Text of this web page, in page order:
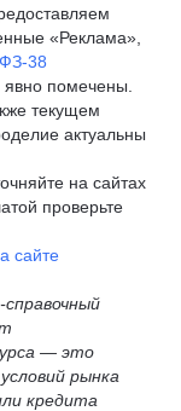
«Реклама»,
ФЗ-38
помечены.
текущем
актуальны
на сайтах
проверьте
сайте
— это
рынка
кредита